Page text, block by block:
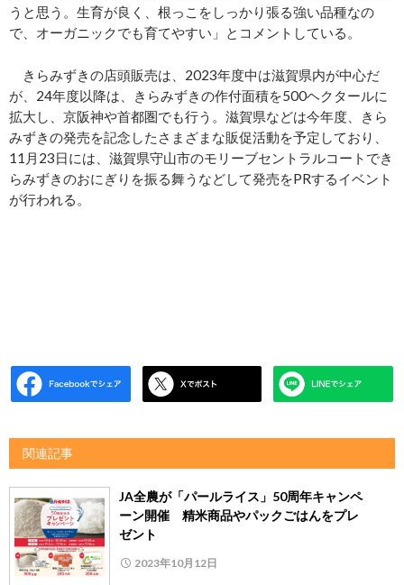
うと思う。生育が良く、根っこをしっかり張る強い品種なの
で、オーガニックでも育てやすい」とコメントしている。
きらみずきの店頭販売は、2023年度中は滋賀県内が中心だ
が、24年度以降は、きらみずきの作付面積を500ヘクタールに
拡大し、京阪神や首都圏でも行う。滋賀県などは今年度、きら
みずきの発売を記念したさまざまな販促活動を予定しており、
11月23日には、滋賀県守山市のモリーブセントラルコートでき
らみずきのおにぎりを振る舞うなどして発売をPRするイベント
が行われる。
関連記事
JA全農が「パールライス」50周年キャンペ
ーン開催 精米商品やパックごはんをプレ
ゼント
2023年10月12日